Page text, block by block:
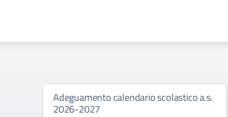
Adeguamento calendario scolastico a.s.
2026-2027